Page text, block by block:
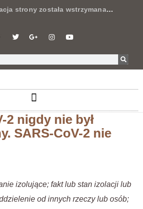
została wstrzymana…
2 nigdy nie był
SARS-CoV-2 nie
izolujące; fakt lub stan izolacji lub
od innych rzeczy lub osób;